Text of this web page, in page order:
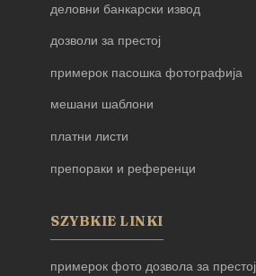
деловни банкарски извод
дозволи за престој
примерок пасошка фотографија
мешани шаблони
платни листи
препораки и референци
SZYBKIE LINKI
примерок фото дозвола за престој